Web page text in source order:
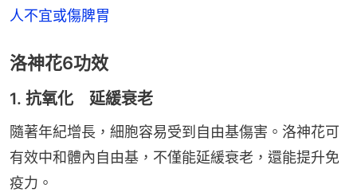
人不宜或傷脾胃
洛神花6功效
1. 抗氧化 延緩衰老
隨著年紀增長，細胞容易受到自由基傷害。洛神花可
有效中和體內自由基，不僅能延緩衰老，還能提升免
疫力。